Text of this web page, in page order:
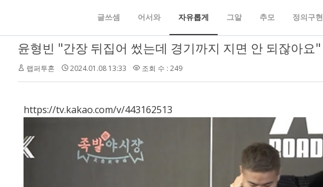
글쓰셈 어서와 자유롭게 그알 추모 정의구현
윤형빈 "간장 뒤집어 썼는데 경기까지 지면 안 되잖아요"
랩퍼투혼 2024.01.08 13:33 조회 수 : 249
https://tv.kakao.com/v/443162513